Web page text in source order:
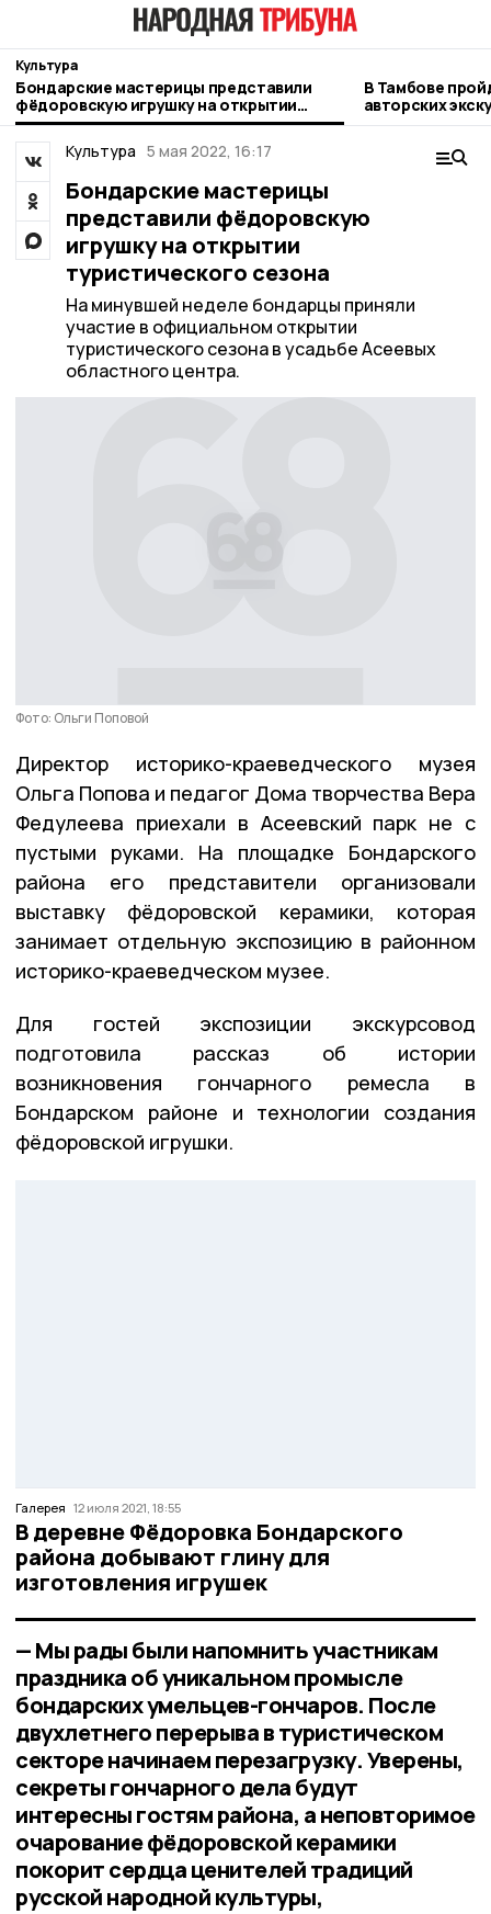
Культура
Бондарские мастерицы представили
фёдоровскую игрушку на открытии
туристического сезона
В Тамбове
авторских
Культура 5 мая 2022, 16:17
Бондарские мастерицы
представили фёдоровскую
игрушку на открытии
туристического сезона
На минувшей неделе бондарцы приняли
участие в официальном открытии
туристического сезона в усадьбе Асеевых
областного центра.
Фото: Ольги Поповой
Директор историко-краеведческого музея
Ольга Попова и педагог Дома творчества Вера
Федулеева приехали в Асеевский парк не с
пустыми руками. На площадке Бондарского
района его представители организовали
выставку фёдоровской керамики, которая
занимает отдельную экспозицию в районном
историко-краеведческом музее.
Для гостей экспозиции экскурсовод
подготовила рассказ об истории
возникновения гончарного ремесла в
Бондарском районе и технологии создания
фёдоровской игрушки.
Галерея 12 июля 2021, 18:55
В деревне Фёдоровка Бондарского
района добывают глину для
изготовления игрушек
— Мы рады были напомнить участникам
праздника об уникальном промысле
бондарских умельцев-гончаров. После
двухлетнего перерыва в туристическом
секторе начинаем перезагрузку. Уверены,
секреты гончарного дела будут
интересны гостям района, а неповторимое
очарование фёдоровской керамики
покорит сердца ценителей традиций
русской народной культуры,